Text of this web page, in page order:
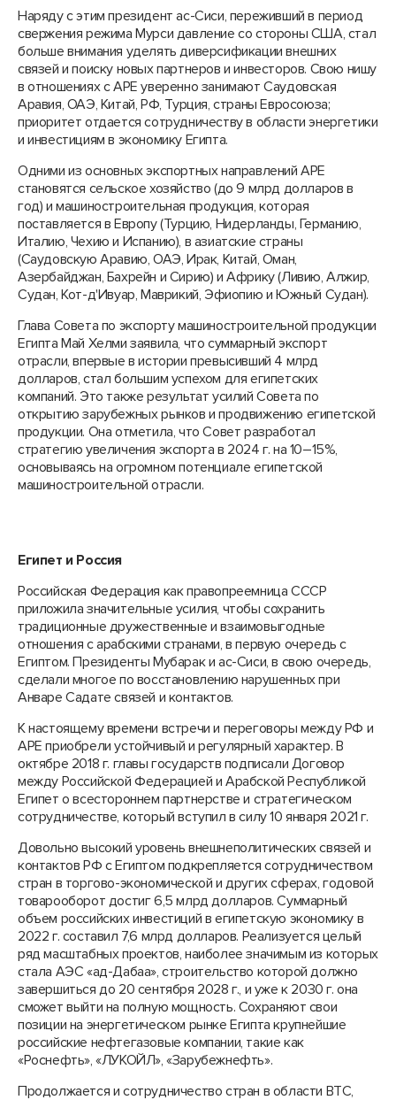
Наряду с этим президент ас-Сиси, переживший в период
свержения режима Мурси давление со стороны США, стал
больше внимания уделять диверсификации внешних
связей и поиску новых партнеров и инвесторов. Свою нишу
в отношениях с АРЕ уверенно занимают Саудовская
Аравия, ОАЭ, Китай, РФ, Турция, страны Евросоюза;
приоритет отдается сотрудничеству в области энергетики
и инвестициям в экономику Египта.
Одними из основных экспортных направлений АРЕ
становятся сельское хозяйство (до 9 млрд долларов в
год) и машиностроительная продукция, которая
поставляется в Европу (Турцию, Нидерланды, Германию,
Италию, Чехию и Испанию), в азиатские страны
(Саудовскую Аравию, ОАЭ, Ирак, Китай, Оман,
Азербайджан, Бахрейн и Сирию) и Африку (Ливию, Алжир,
Судан, Кот-д'Ивуар, Маврикий, Эфиопию и Южный Судан).
Глава Совета по экспорту машиностроительной продукции
Египта Май Хелми заявила, что суммарный экспорт
отрасли, впервые в истории превысивший 4 млрд
долларов, стал большим успехом для египетских
компаний. Это также результат усилий Совета по
открытию зарубежных рынков и продвижению египетской
продукции. Она отметила, что Совет разработал
стратегию увеличения экспорта в 2024 г. на 10–15%,
основываясь на огромном потенциале египетской
машиностроительной отрасли.
Египет и Россия
Российская Федерация как правопреемница СССР
приложила значительные усилия, чтобы сохранить
традиционные дружественные и взаимовыгодные
отношения с арабскими странами, в первую очередь с
Египтом. Президенты Мубарак и ас-Сиси, в свою очередь,
сделали многое по восстановлению нарушенных при
Анваре Садате связей и контактов.
К настоящему времени встречи и переговоры между РФ и
АРЕ приобрели устойчивый и регулярный характер. В
октябре 2018 г. главы государств подписали Договор
между Российской Федерацией и Арабской Республикой
Египет о всестороннем партнерстве и стратегическом
сотрудничестве, который вступил в силу 10 января 2021 г.
Довольно высокий уровень внешнеполитических связей и
контактов РФ с Египтом подкрепляется сотрудничеством
стран в торгово-экономической и других сферах, годовой
товарооборот достиг 6,5 млрд долларов. Суммарный
объем российских инвестиций в египетскую экономику в
2022 г. составил 7,6 млрд долларов. Реализуется целый
ряд масштабных проектов, наиболее значимым из которых
стала АЭС «ад-Дабаа», строительство которой должно
завершиться до 20 сентября 2028 г., и уже к 2030 г. она
сможет выйти на полную мощность. Сохраняют свои
позиции на энергетическом рынке Египта крупнейшие
российские нефтегазовые компании, такие как
«Роснефть», «ЛУКОЙЛ», «Зарубежнефть».
Продолжается и сотрудничество стран в области ВТС,